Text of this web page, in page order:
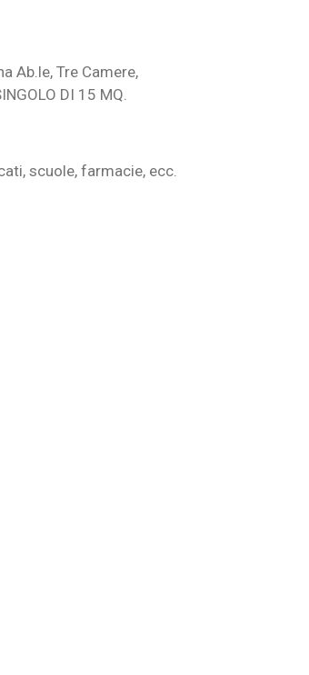
Ab.le, Tre Camere,
DI 15 MQ.
scuole, farmacie, ecc.